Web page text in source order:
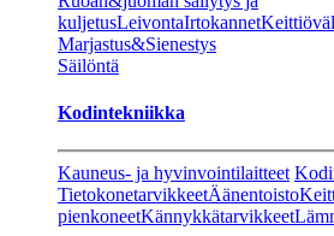
kuljetusLeivontaIrtokannet
Marjastus&Sienestys
Säilöntä
Kodintekniikka
Kauneus- ja hyvinvointilaitteet
TietokonetarvikkeetÄänentoisto
pienkoneetKännykkätarvikkeet